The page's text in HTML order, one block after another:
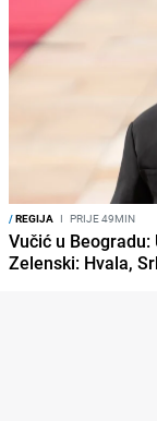
/REGIJA I PRIJE 49MIN
Vučić u
Zelenski: Hvala,